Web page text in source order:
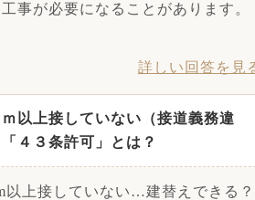
事が必要になることがあります。
詳しい回答を見
以上接していない（接道義務違
４３条許可」とは？
以上接していない…建替えできる？